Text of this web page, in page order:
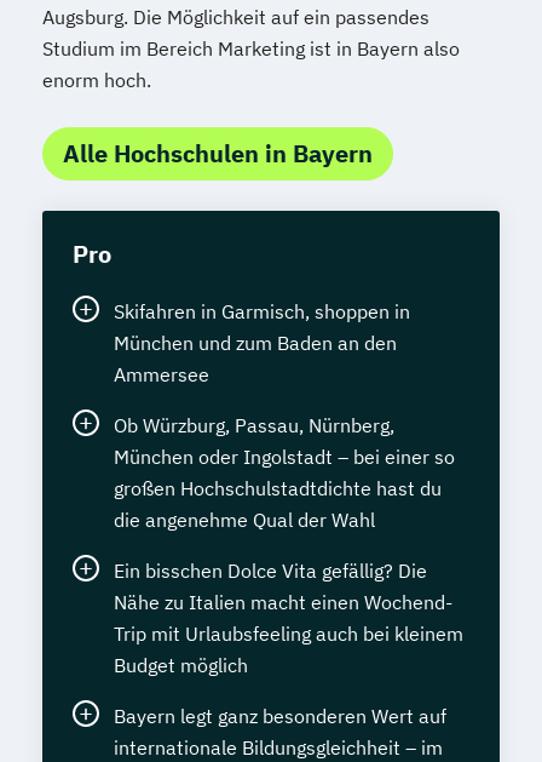
Augsburg. Die Möglichkeit auf ein passendes
Studium im Bereich Marketing ist in Bayern also
enorm hoch.
Alle Hochschulen in Bayern
Pro
Skifahren in Garmisch, shoppen in
München und zum Baden an den
Ammersee
Ob Würzburg, Passau, Nürnberg,
München oder Ingolstadt – bei einer so
großen Hochschulstadtdichte hast du
die angenehme Qual der Wahl
Ein bisschen Dolce Vita gefällig? Die
Nähe zu Italien macht einen Wochend-
Trip mit Urlaubsfeeling auch bei kleinem
Budget möglich
Bayern legt ganz besonderen Wert auf
internationale Bildungsgleichheit – im